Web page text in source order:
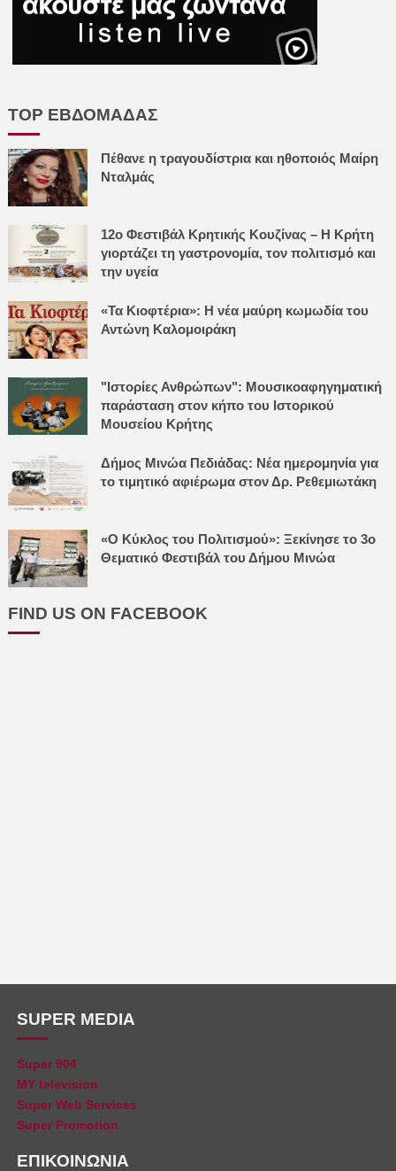
TOP ΕΒΔΟΜΑΔΑΣ
Πέθανε η τραγουδίστρια και ηθοποιός Μαίρη
Νταλμάς
12ο Φεστιβάλ Κρητικής Κουζίνας – Η Κρήτη
γιορτάζει τη γαστρονομία, τον πολιτισμό και
την υγεία
«Τα Κιοφτέρια»: Η νέα μαύρη κωμωδία του
Αντώνη Καλομοιράκη
"Ιστορίες Ανθρώπων": Μουσικοαφηγηματική
παράσταση στον κήπο του Ιστορικού
Μουσείου Κρήτης
Δήμος Μινώα Πεδιάδας: Νέα ημερομηνία για
το τιμητικό αφιέρωμα στον Δρ. Ρεθεμιωτάκη
«Ο Κύκλος του Πολιτισμού»: Ξεκίνησε το 3ο
Θεματικό Φεστιβάλ του Δήμου Μινώα
FIND US ON FACEBOOK
SUPER MEDIA
Super 904
MY television
Super Web Services
Super Promotion
ΕΠΙΚΟΙΝΩΝΙΑ